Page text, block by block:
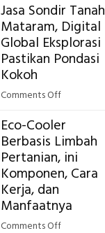
Jasa Sondir Tanah
Mataram, Digital
Global Eksplorasi
Pastikan Pondasi
Kokoh
Comments Offon
Sondir
Tanah
Mataram,
Digital
Eksplorasi
Pastikan
Eco-Cooler
Berbasis Limbah
Pertanian, ini
Komponen, Cara
Kerja, dan
Manfaatnya
Comments Offon